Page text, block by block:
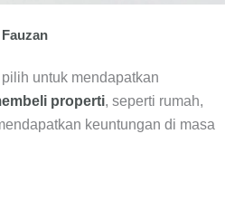
Fauzan
untuk mendapatkan
properti, seperti rumah,
keuntungan di masa